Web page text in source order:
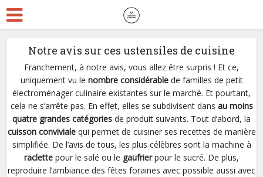
Notre avis sur ces ustensiles de cuisine
Franchement, à notre avis, vous allez être surpris ! Et ce,
uniquement vu le nombre considérablede familles de petit
électroménager culinaire existantes sur le marché. Et pourtant,
cela ne s’arrête pas. En effet, elles se subdivisent dans au moins
quatre grandes catégories de produit suivants. Tout d’abord, la
cuisson convivialequi permet de cuisiner ses recettes de manière
simplifiée. De l’avis de tous, les plus célèbres sont la machine à
raclette pour le salé ou le gaufrierpour le sucré. De plus,
reproduire l’ambiance des fêtes foraines avec possible aussi avec